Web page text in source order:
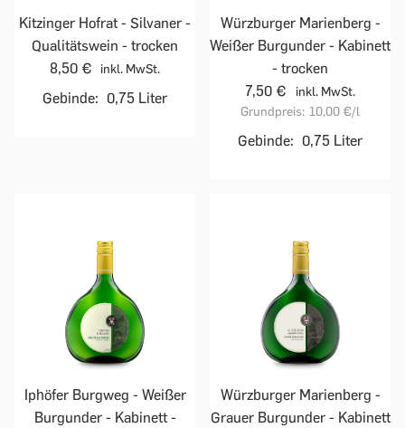
Kitzinger Hofrat - Silvaner -
Qualitätswein - trocken
8,50 €
inkl. MwSt.
Gebinde: 0,75 Liter
Würzburger Marienberg -
Weißer Burgunder - Kabinett
- trocken
7,50 €
inkl. MwSt.
Grundpreis: 10,00 €/l
Gebinde: 0,75 Liter
Iphöfer Burgweg - Weißer
Burgunder - Kabinett -
Würzburger Marienberg -
Grauer Burgunder - Kabinett